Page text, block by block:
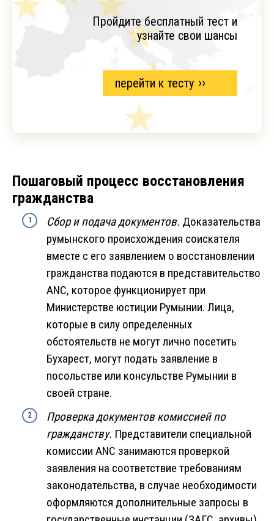
Пройдите бесплатный тест и
узнайте свои шансы
перейти к тесту
Пошаговый процесс восстановления
гражданства
Сбор и подача документов. Доказательства
румынского происхождения соискателя
вместе с его заявлением о восстановлении
гражданства подаются в представительство
ANC, которое функционирует при
Министерстве юстиции Румынии. Лица,
которые в силу определенных
обстоятельств не могут лично посетить
Бухарест, могут подать заявление в
посольстве или консульстве Румынии в
своей стране.
Проверка документов комиссией по
гражданству. Представители специальной
комиссии ANC занимаются проверкой
заявления на соответствие требованиям
законодательства, в случае необходимости
оформляются дополнительные запросы в